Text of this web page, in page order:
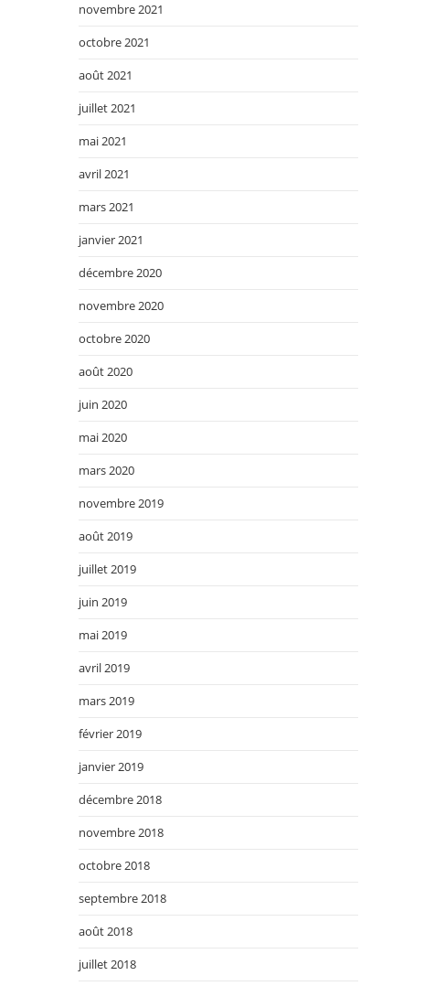
novembre 2021
octobre 2021
août 2021
juillet 2021
mai 2021
avril 2021
mars 2021
janvier 2021
décembre 2020
novembre 2020
octobre 2020
août 2020
juin 2020
mai 2020
mars 2020
novembre 2019
août 2019
juillet 2019
juin 2019
mai 2019
avril 2019
mars 2019
février 2019
janvier 2019
décembre 2018
novembre 2018
octobre 2018
septembre 2018
août 2018
juillet 2018